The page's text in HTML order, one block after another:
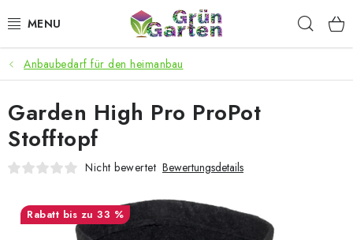
Inhalt
ANGEBOTE
LED PFLANZENLAMPEN
ANBAUBEDARF FÜR DEN HEIMANBAU
MICROGREENS
Anbaubedarf für den heimanbau
Garden High Pro ProPot
Stofftopf
Nicht bewertet Bewertungsdetails
bis zu 33 %